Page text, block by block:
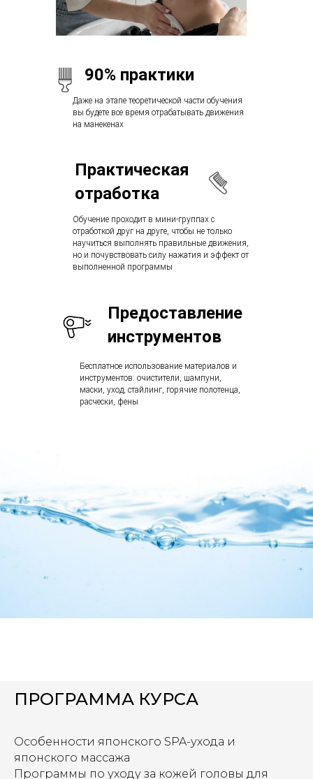
Даже на этапе теоретической части обучения
вы будете все время отрабатывать движения
на манекенах
90% практики
Практическая
отработка
Предоставление
инструментов
Бесплатное использование материалов и
инструментов: очистители, шампуни,
маски, уход, стайлинг, горячие полотенца,
расчески, фены
Обучение проходит в мини-группах с
отработкой друг на друге, чтобы не только
научиться выполнять правильные движения,
но и почувствовать силу нажатия и эффект от
выполненной программы
ПРОГРАММА КУРСА
Особенности японского SPA-ухода и
японского массажа
Программы по уходу за кожей головы для